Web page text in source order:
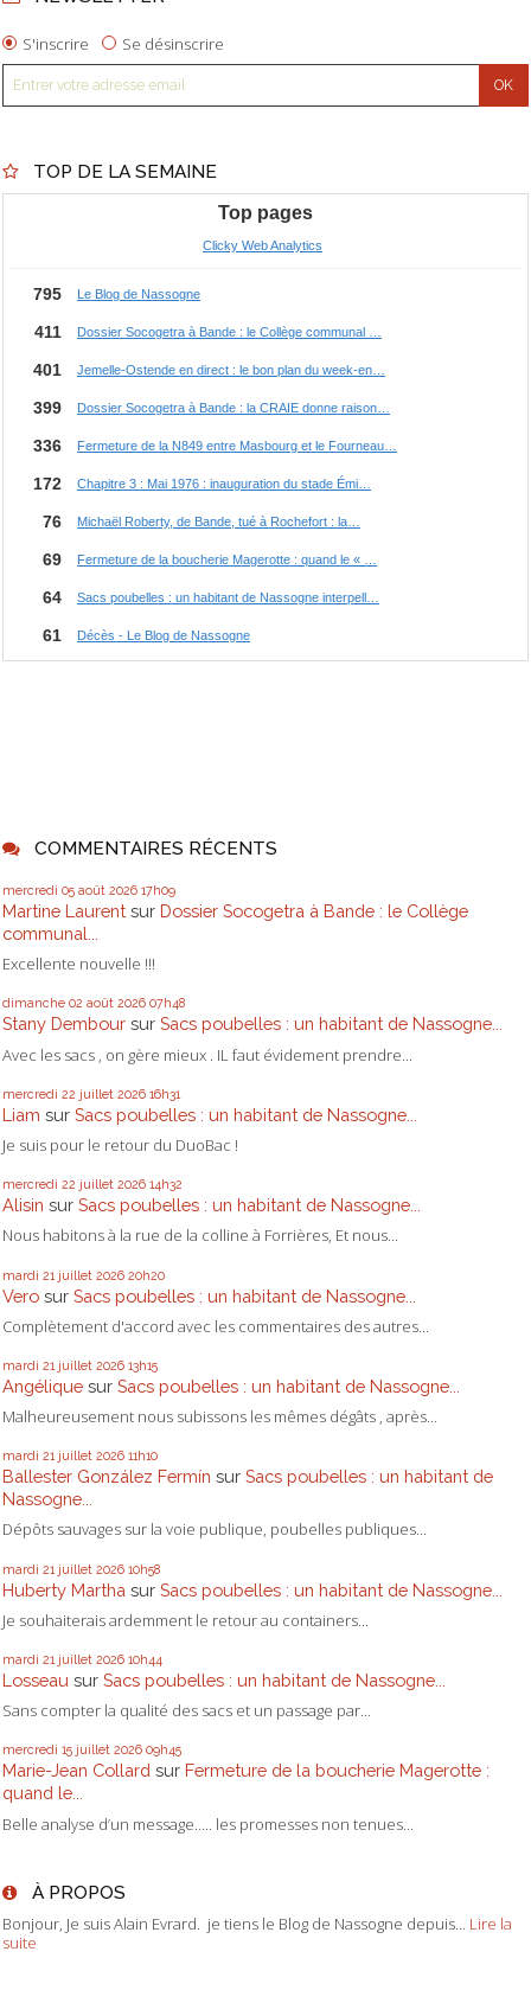
S'inscrire Se désinscrire
TOP DE LA SEMAINE
COMMENTAIRES RÉCENTS
mercredi 05 août 2026 17h09
Martine Laurent sur Dossier Socogetra à Bande : le Collège
communal...
Excellente nouvelle !!!
dimanche 02 août 2026 07h48
Stany Dembour sur Sacs poubelles : un habitant de Nassogne...
Avec les sacs , on gère mieux . IL faut évidement prendre...
mercredi 22 juillet 2026 16h31
Liam sur Sacs poubelles : un habitant de Nassogne...
Je suis pour le retour du DuoBac !
mercredi 22 juillet 2026 14h32
Alisin sur Sacs poubelles : un habitant de Nassogne...
Nous habitons à la rue de la colline à Forrières, Et nous...
mardi 21 juillet 2026 20h20
Vero sur Sacs poubelles : un habitant de Nassogne...
Complètement d'accord avec les commentaires des autres...
mardi 21 juillet 2026 13h15
Angélique sur Sacs poubelles : un habitant de Nassogne...
Malheureusement nous subissons les mêmes dégâts , après...
mardi 21 juillet 2026 11h10
Ballester González Fermín sur Sacs poubelles : un habitant de
Nassogne...
Dépôts sauvages sur la voie publique, poubelles publiques...
mardi 21 juillet 2026 10h58
Huberty Martha sur Sacs poubelles : un habitant de Nassogne...
Je souhaiterais ardemment le retour au containers...
mardi 21 juillet 2026 10h44
Losseau sur Sacs poubelles : un habitant de Nassogne...
Sans compter la qualité des sacs et un passage par...
mercredi 15 juillet 2026 09h45
Marie-Jean Collard sur Fermeture de la boucherie Magerotte :
quand le...
Belle analyse d’un message….. les promesses non tenues...
À PROPOS
Bonjour, Je suis Alain Evrard. je tiens le Blog de Nassogne depuis... Lire la
suite